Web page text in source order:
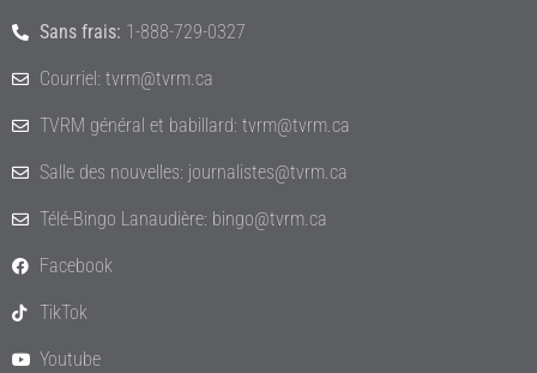
Sans frais: 1-888-729-0327
Courriel: tvrm@tvrm.ca
TVRM général et babillard: tvrm@tvrm.ca
Salle des nouvelles: journalistes@tvrm.ca
Télé-Bingo Lanaudière: bingo@tvrm.ca
Facebook
TikTok
Youtube